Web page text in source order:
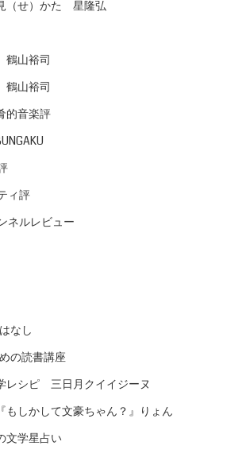
（せ）かた 星隆弘
山裕司
山裕司
的音楽評
ィ評
ネルレビュー
なし
の読書講座
レシピ 三日月クイイジーヌ
もしかして文豪ちゃん？』りょん
文学星占い